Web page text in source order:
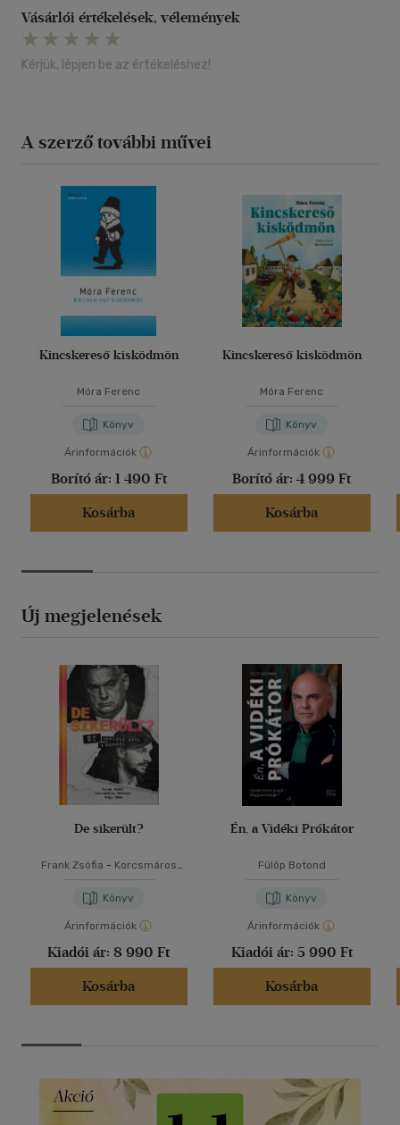
Vásárlói értékelések, vélemények
Kérjük, lépjen be az értékeléshez!
A szerző további művei
Kincskereső kisködmön
Móra Ferenc
Könyv
Árinformációk
Borító ár: 1 490 Ft
Kosárba
Kincskereső kisködmön
Móra Ferenc
Könyv
Árinformációk
Borító ár: 4 999 Ft
Kosárba
Új megjelenések
De sikerült?
Frank Zsófia - Korcsmáros
Könyv
Árinformációk
Kiadói ár: 8 990 Ft
Kosárba
Én, a Vidéki Prókátor
Fülöp Botond
Könyv
Árinformációk
Kiadói ár: 5 990 Ft
Kosárba